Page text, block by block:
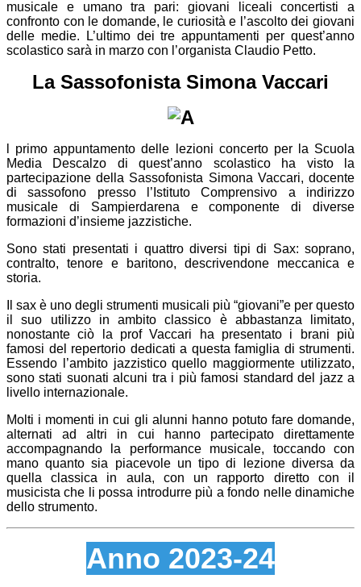
musicale e umano tra pari: giovani liceali concertisti a
confronto con le domande, le curiosità e l’ascolto dei giovani
delle medie. L’ultimo dei tre appuntamenti per quest’anno
scolastico sarà in marzo con l’organista Claudio Petto.
La Sassofonista Simona Vaccari
l primo appuntamento delle lezioni concerto per la Scuola
Media Descalzo di quest’anno scolastico ha visto la
partecipazione della Sassofonista Simona Vaccari, docente
di sassofono presso l’Istituto Comprensivo a indirizzo
musicale di Sampierdarena e componente di diverse
formazioni d’insieme jazzistiche.
Sono stati presentati i quattro diversi tipi di Sax: soprano,
contralto, tenore e baritono, descrivendone meccanica e
storia.
Il sax è uno degli strumenti musicali più “giovani”e per questo
il suo utilizzo in ambito classico è abbastanza limitato,
nonostante ciò la prof Vaccari ha presentato i brani più
famosi del repertorio dedicati a questa famiglia di strumenti.
Essendo l’ambito jazzistico quello maggiormente utilizzato,
sono stati suonati alcuni tra i più famosi standard del jazz a
livello internazionale.
Molti i momenti in cui gli alunni hanno potuto fare domande,
alternati ad altri in cui hanno partecipato direttamente
accompagnando la performance musicale, toccando con
mano quanto sia piacevole un tipo di lezione diversa da
quella classica in aula, con un rapporto diretto con il
musicista che li possa introdurre più a fondo nelle dinamiche
dello strumento.
Anno 2023-24